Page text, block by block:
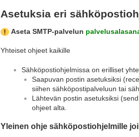
Asetuksia eri
Aseta SMTP-palvelun
Yhteiset ohjeet kaikille
Sähköpostiohjelmissa on erilliset
Saapuvan postin asetuksiksi
siihen sähköpostipalveluun tai
Lähtevän postin asetuksiksi
ohjeet alta.
Yleinen ohje sähköpostiohjelmille